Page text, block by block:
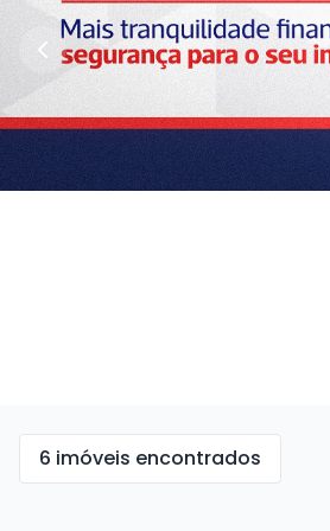
6 imóveis encontrados